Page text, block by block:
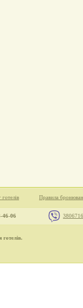
готелів Правила
46-06